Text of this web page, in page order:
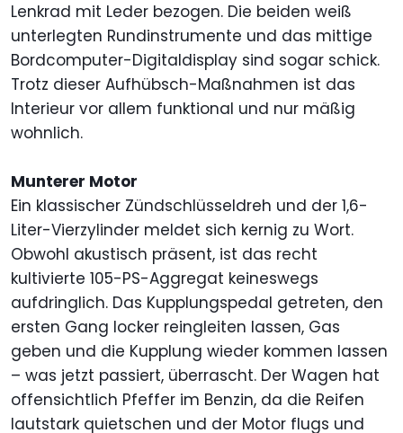
Lenkrad mit Leder bezogen. Die beiden weiß
unterlegten Rundinstrumente und das mittige
Bordcomputer-Digitaldisplay sind sogar schick.
Trotz dieser Aufhübsch-Maßnahmen ist das
Interieur vor allem funktional und nur mäßig
wohnlich.
Munterer Motor
Ein klassischer Zündschlüsseldreh und der 1,6-
Liter-Vierzylinder meldet sich kernig zu Wort.
Obwohl akustisch präsent, ist das recht
kultivierte 105-PS-Aggregat keineswegs
aufdringlich. Das Kupplungspedal getreten, den
ersten Gang locker reingleiten lassen, Gas
geben und die Kupplung wieder kommen lassen
– was jetzt passiert, überrascht. Der Wagen hat
offensichtlich Pfeffer im Benzin, da die Reifen
lautstark quietschen und der Motor flugs und